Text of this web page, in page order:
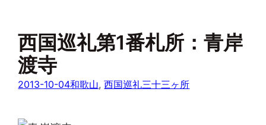
西国巡礼第1番札所：青岸
渡寺
2013-10-04和歌山, 西国巡礼三十三ヶ所